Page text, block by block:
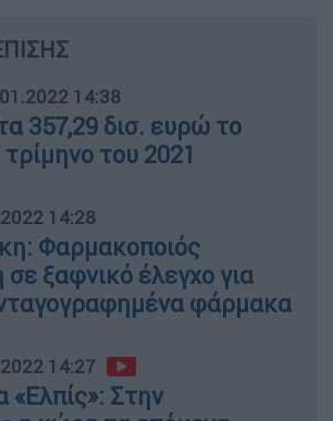
14:38
357,29 δισ. ευρώ το
τρίμηνο του 2021
14:28
Φαρμακοποιός
ξαφνικό έλεγχο για
φάρμακα
14:27
«Ελπίς»: Στην